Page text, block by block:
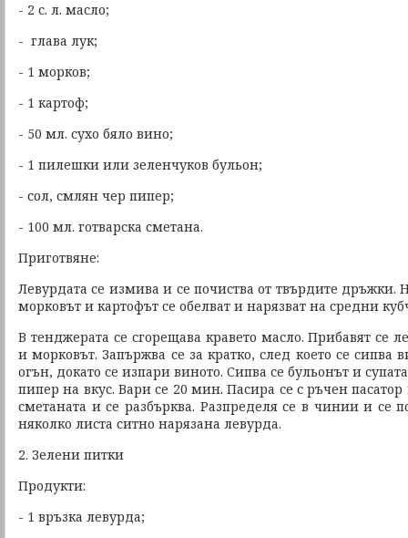
- 2 с. л. масло;
- глава лук;
- 1 морков;
- 1 картоф;
- 50 мл. сухо бяло вино;
- 1 пилешки или зеленчуков бульон;
- сол, смлян чер пипер;
- 100 мл. готварска сметана.
Приготвяне:
Левурдата се измива и се почиства от твърдите дръжки.
морковът и картофът се обелват и нарязват на средни
В тенджерата се сгорещава кравето масло. Прибавят се
и морковът. Запържва се за кратко, след което се сипва
огън, докато се изпари виното. Сипва се бульонът и
пипер на вкус. Вари се 20 мин. Пасира се с ръчен
сметаната и се разбърква. Разпределя се в чинии и се
няколко листа ситно нарязана левурда.
2. Зелени питки
Продукти:
- 1 връзка левурда;